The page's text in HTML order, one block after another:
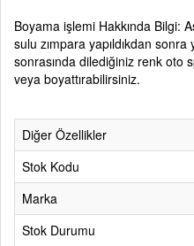
Boyama işlemi Hakkında Bilgi:
sulu zımpara yapıldıkdan
sonrasında dilediğiniz renk oto
veya boyattırabilirsiniz.
Diğer Özellikler
Stok Kodu
Marka
Stok Durumu